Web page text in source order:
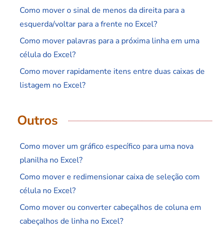
Como mover o sinal de menos da direita para a
esquerda/voltar para a frente no Excel?
Como mover palavras para a próxima linha em uma
célula do Excel?
Como mover rapidamente itens entre duas caixas de
listagem no Excel?
Outros
Como mover um gráfico específico para uma nova
planilha no Excel?
Como mover e redimensionar caixa de seleção com
célula no Excel?
Como mover ou converter cabeçalhos de coluna em
cabeçalhos de linha no Excel?